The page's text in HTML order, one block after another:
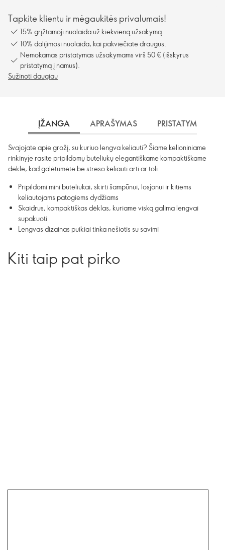
Tapkite klientu ir mėgaukitės privalumais!
15% grįžtamoji nuolaida už kiekvieną užsakymą.
10% dalijimosi nuolaida, kai pakviečiate draugus.
Nemokamas pristatymas užsakymams virš 50 € (išskyrus
pristatymą į namus).
Sužinoti daugiau
ĮŽANGA APRAŠYMAS PRISTATYMAS
Svajojate apie grožį, su kuriuo lengva keliauti? Šiame kelioniniame
rinkinyje rasite pripildomų buteliukų elegantiškame kompaktiškame
dėkle, kad galėtumėte be streso keliauti arti ar toli.
Pripildomi mini buteliukai, skirti šampūnui, losjonui ir kitiems
keliautojams patogiems dydžiams
Skaidrus, kompaktiškas dėklas, kuriame viską galima lengvai
supakuoti
Lengvas dizainas puikiai tinka nešiotis su savimi
Kiti taip pat pirko